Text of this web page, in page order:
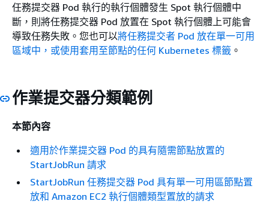
任務提交器 Pod 執行的執行個體發生 Spot 執行個體中
斷，則將任務提交器 Pod 放置在 Spot 執行個體上可能會
導致任務失敗。您也可以將任務提交者 Pod 放在單一可用
區域中，或使用套用至節點的任何 Kubernetes 標籤 。
作業提交器分類範例
本節內容
適用於作業提交器 Pod 的具有隨需節點放置的
StartJobRun 請求
StartJobRun 任務提交器 Pod 具有單一可用區節點置
放和 Amazon EC2 執行個體類型置放的請求